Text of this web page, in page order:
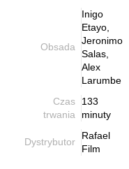
Obsada
Inigo
Etayo,
Jeronimo
Salas,
Alex
Larumbe
Czas
trwania
133
minuty
Dystrybutor
Rafael
Film